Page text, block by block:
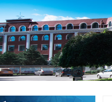
组织机构
联系我们
朝鲜语专业
商务英语专业